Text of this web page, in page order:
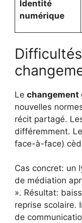
Identité
numérique
Le changement
nouvelles
récit partagé.
différemment.
face-à-face)
Cas concret: un
de médiation
». Résultat:
reprise scolaire.
de